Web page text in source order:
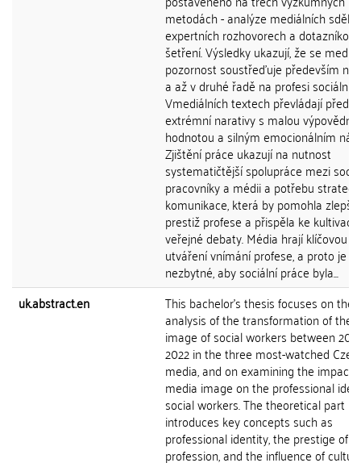
metodách - analýze mediálních
expertních rozhovorech a
šetření. Výsledky ukazují, že se
pozornost soustřeďuje především na
a až v druhé řadě na profesi sociální
Vmediálních textech převládají
extrémní narativy s malou výpovědní
hodnotou a silným emocionálním
Zjištění práce ukazují na nutnost
systematičtější spolupráce mezi
pracovníky a médii a potřebu
komunikace, která by pomohla zlepšit
prestiž profese a přispěla ke kultivaci
veřejné debaty. Média hrají klíčovou
utváření vnímání profese, a proto je
nezbytné, aby sociální práce byla...
uk.abstract.en
This bachelor's thesis focuses on the
analysis of the transformation of the
image of social workers between
2022 in the three most-watched
media, and on examining the impact
media image on the professional
social workers. The theoretical part
introduces key concepts such as
professional identity, the prestige of
profession, and the influence of